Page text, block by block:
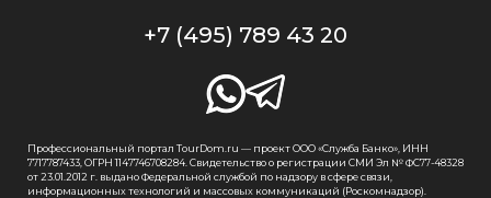
+7 (495) 789 43 20
Профессиональный портал TourDom.ru — проект ООО «Служба Банко», ИНН
7717787433, ОГРН 1147746708284. Свидетельство о регистрации СМИ Эл № ФС77-48328
от 23.01.2012 г. выдано Федеральной службой по надзору в сфере связи,
информационных технологий и массовых коммуникаций (Роскомнадзор).